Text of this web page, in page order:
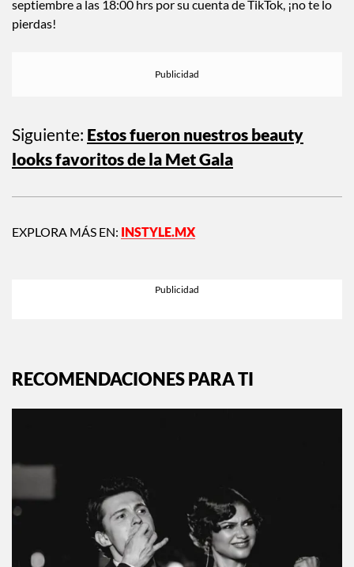
septiembre a las 18:00 hrs por su cuenta de TikTok, ¡no te lo
Siguiente: Estos fueron nuestros beauty